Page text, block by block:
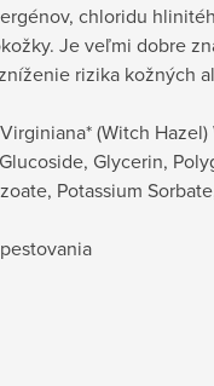
chloridu
Je veľmi dobre
rizika kožných
(Witch
Glycerin,
Potassium